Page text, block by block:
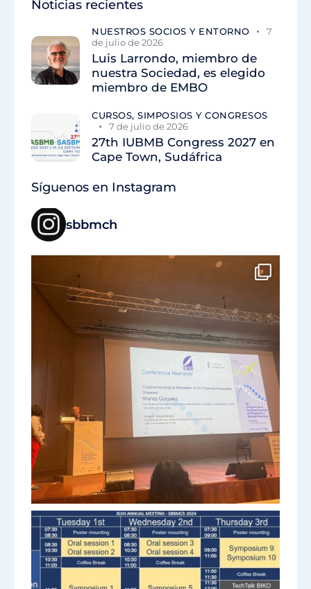
Noticias recientes
NUESTROS SOCIOS Y ENTORNO
7
de julio de 2026
Luis Larrondo, miembro de
nuestra Sociedad, es elegido
miembro de EMBO
CURSOS, SIMPOSIOS Y CONGRESOS
7 de julio de 2026
27th IUBMB Congress 2027 en
Cape Town, Sudáfrica
Síguenos en Instagram
sbbmch